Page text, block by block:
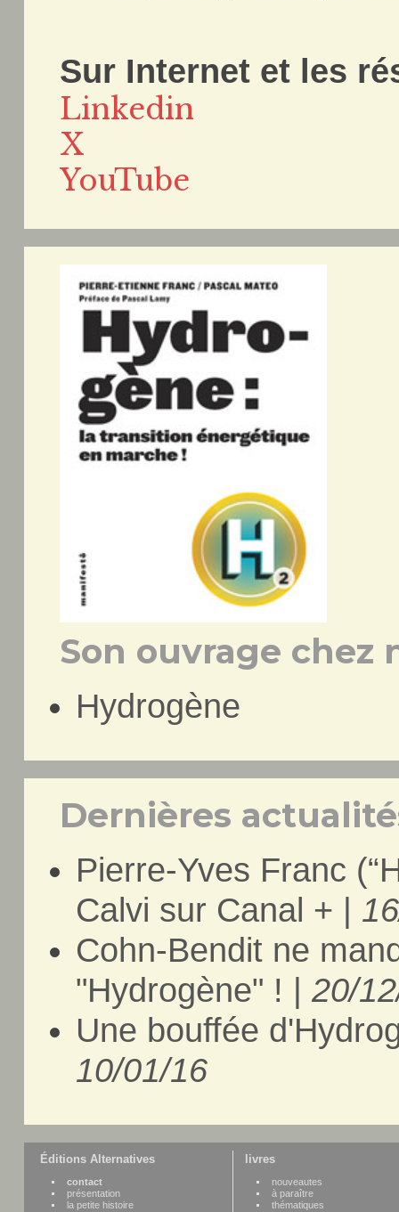
Sur Internet et les
Linkedin
X
YouTube
Son ouvrage chez
Hydrogène
Dernières
Pierre-Yves Franc
Calvi sur Canal + |
Cohn-Bendit ne
"Hydrogène" ! |20/
Une bouffée
10/01/16
Éditions Alternatives
contact
présentation
la petite histoire
livres
nouveautes
à paraître
thématiques